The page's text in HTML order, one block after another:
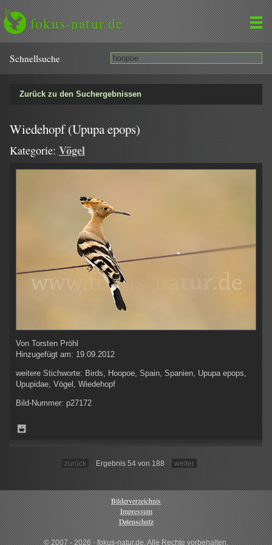
fokus-natur.de
Schnell­suche
Zurück zu den Suchergebnissen
Wiedehopf (Upupa epops)
Kategorie: Vögel
Von Torsten Pröhl
Hinzugefügt am: 19.09.2012
weitere Stichworte: Birds, Hoopoe, Spain, Spanien, Upupa epops,
Upupidae, Vögel, Wiedehopf
Bild-Nummer: p27172
zurück Ergebnis 54 von 188 weiter
Bilderverzeichnis
Impressum
Datenschutz
© 2007 - 2026 · fokus-natur.de, Alle Rechte vorbehalten.